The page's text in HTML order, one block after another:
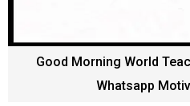
Good Morning World
Whatsapp